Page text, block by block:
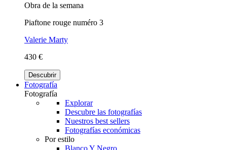
Obra de la semana
Piaftone rouge numéro 3
Valerie Marty
430 €
Descubrir
Fotografía
Fotografía
Explorar
Descubre las fotografías
Nuestros best sellers
Fotografías económicas
Por estilo
Blanco Y Negro